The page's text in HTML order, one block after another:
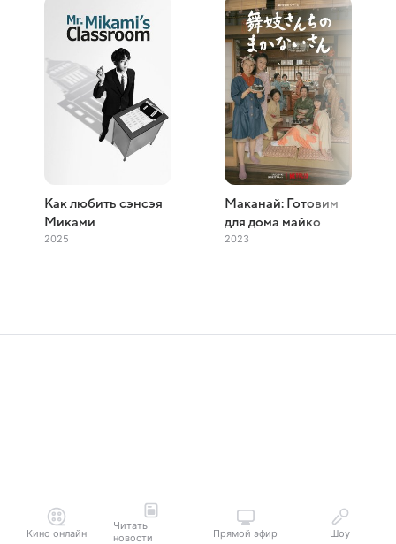
Как любить сэнсэя
Миками
2025
Маканай: Готовим
для дома майко
2023
Кино онлайн
Читать
новости
Прямой эфир Шоу